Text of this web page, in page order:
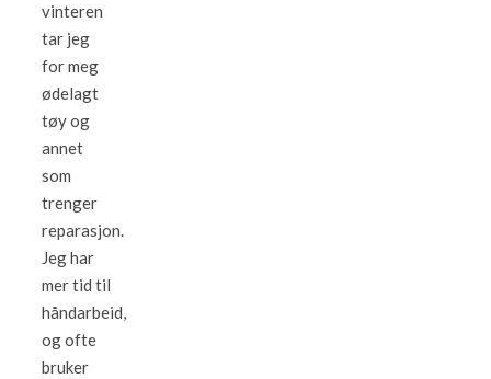
vinteren
tar jeg
for meg
ødelagt
tøy og
annet
som
trenger
reparasjon.
Jeg har
mer tid til
håndarbeid,
og ofte
bruker